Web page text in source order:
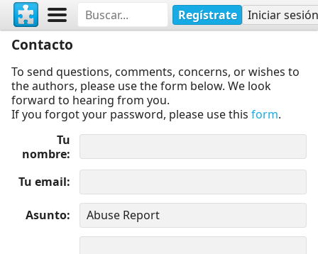
Regístrate Iniciar sesión
Contacto
To send questions, comments, concerns, or wishes to
the authors, please use the form below. We look
forward to hearing from you.
If you forgot your password, please use this form.
Tu
nombre
Tu email
Asunto